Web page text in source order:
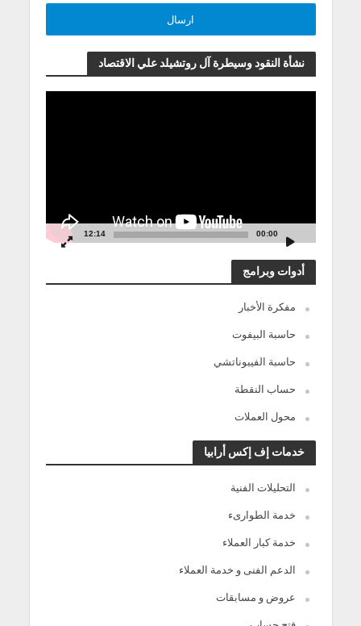
نشأة النقود وسيطرة آل روتشيلد علي الاقتصاد
00:00
12:14
أدوات وبرامج
مفكرة الأخبار
حاسبة البيفوت
حاسبة الفيبوناتشي
حساب النقطة
محول العملات
خدمات إف إكس أرابيا
التحليلات الفنية
خدمة الطوارىء
خدمة كبار العملاء
الدعم الفنى و خدمة العملاء
عروض و مسابقات